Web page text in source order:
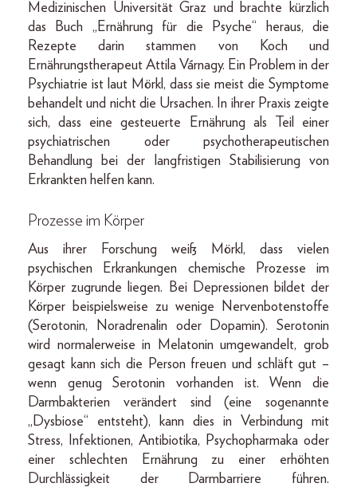
Medizinischen Universität Graz und brachte kürzlich
das Buch „Ernährung für die Psyche“ heraus, die
Rezepte darin stammen von Koch und
Ernährungstherapeut Attila Várnagy. Ein Problem in der
Psychiatrie ist laut Mörkl, dass sie meist die Symp­tome
behandelt und nicht die Ursachen. In ihrer Praxis zeigte
sich, dass eine gesteuerte Ernährung als Teil einer
psychiatrischen oder psychotherapeutischen
Behandlung bei der langfristigen Stabilisierung von
Erkrankten helfen kann.
Prozesse im Körper
Aus ihrer Forschung weiß Mörkl, dass vielen
psychischen Erkrankungen chemische Prozesse im
Körper zugrunde liegen. Bei Depressionen bildet der
Körper beispielsweise zu wenige Nervenbotenstoffe
(Serotonin, Noradrenalin oder Dopamin). Serotonin
wird normalerweise in Melatonin umgewandelt, grob
gesagt kann sich die Person freuen und schläft gut –
wenn genug Serotonin vorhanden ist. Wenn die
Darmbakterien verändert sind (eine sogenannte
„Dysbiose“ entsteht), kann dies in Verbindung mit
Stress, Infektionen, Antibiotika, Psychopharmaka oder
einer schlechten Ernährung zu einer erhöhten
Durchlässigkeit der Darmbarriere führen.